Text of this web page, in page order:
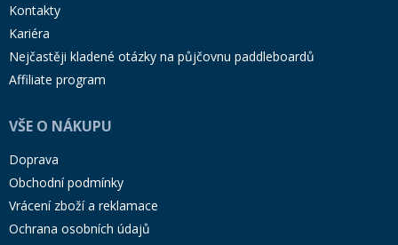
Kontakty
Kariéra
Nejčastěji kladené otázky na půjčovnu paddleboardů
Affiliate program
VŠE O NÁKUPU
Doprava
Obchodní podmínky
Vrácení zboží a reklamace
Ochrana osobních údajů